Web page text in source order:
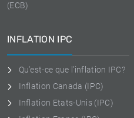
(ECB)
INFLATION IPC
Qu'est-ce que l'inflation IPC?
Inflation Canada (IPC)
Inflation Etats-Unis (IPC)